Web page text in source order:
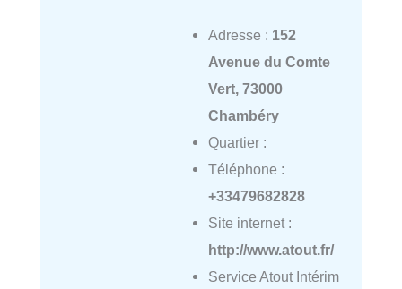
Adresse : 152
Avenue du Comte
Vert, 73000
Chambéry
Quartier :
Téléphone :
+33479682828
Site internet :
http://www.atout.fr/
Service Atout Intérim